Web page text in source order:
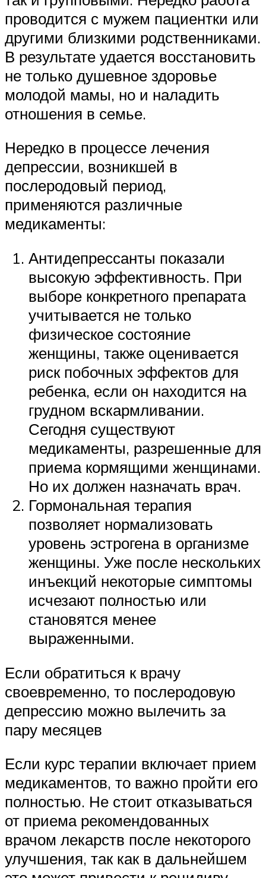
проводится с мужем пациентки или
другими близкими родственниками.
В результате удается восстановить
не только душевное здоровье
молодой мамы, но и наладить
отношения в семье.
Нередко в процессе лечения
депрессии, возникшей в
послеродовый период,
применяются различные
медикаменты:
Антидепрессанты показали
высокую эффективность. При
выборе конкретного препарата
учитывается не только
физическое состояние
женщины, также оценивается
риск побочных эффектов для
ребенка, если он находится на
грудном вскармливании.
Сегодня существуют
медикаменты, разрешенные для
приема кормящими женщинами.
Но их должен назначать врач.
Гормональная терапия
позволяет нормализовать
уровень эстрогена в организме
женщины. Уже после нескольких
инъекций некоторые симптомы
исчезают полностью или
становятся менее
выраженными.
Если обратиться к врачу
своевременно, то послеродовую
депрессию можно вылечить за
пару месяцев
Если курс терапии включает прием
медикаментов, то важно пройти его
полностью. Не стоит отказываться
от приема рекомендованных
врачом лекарств после некоторого
улучшения, так как в дальнейшем